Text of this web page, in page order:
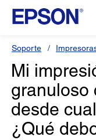
Soporte
Mi
granuloso
desde
¿Qué